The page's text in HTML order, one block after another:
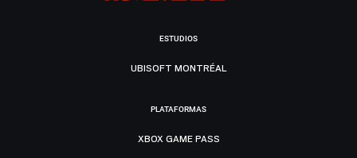
ESTUDIOS
UBISOFT MONTRÉAL
PLATAFORMAS
XBOX GAME PASS